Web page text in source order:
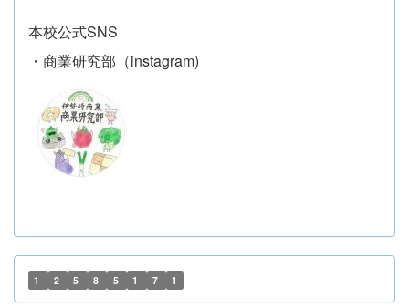
本校公式SNS
・商業研究部（instagram)
1 2 5 8 5 1 7 1